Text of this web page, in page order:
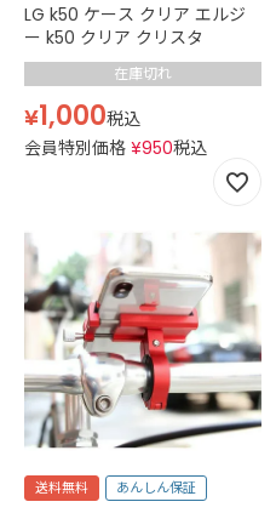
LG k50 ケース クリア エルジ
ー k50 クリア クリスタ
在庫切れ
¥1,000税込
会員特別価格 ¥950税込
送料無料 あんしん保証